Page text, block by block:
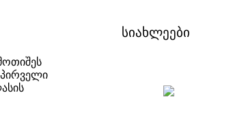
სიახლეები